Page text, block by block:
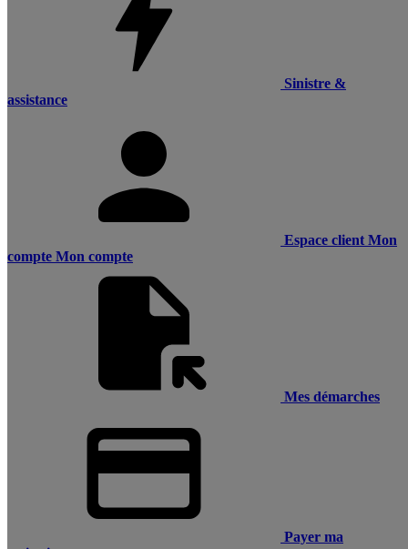
Sinistre &
assistance
Espace client Mon
compte Mon compte
Mes démarches
Payer ma